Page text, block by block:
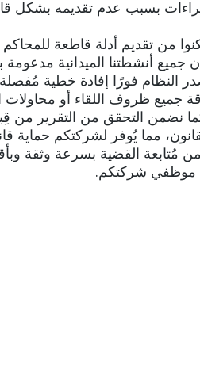
بسبب عدم تقديمه بشكل
من تقديم أدلة قاطعة
جميع أنشطتنا الميدانية مدعومة
النظام فورًا إفادة خطية
جميع ظروف اللقاء أو محاولات
نضمن التحقق من التقرير من
مما يُوفر لشركتكم حماية
مُتابعة القضية بسرعة وثقة
موظفي شركتكم.